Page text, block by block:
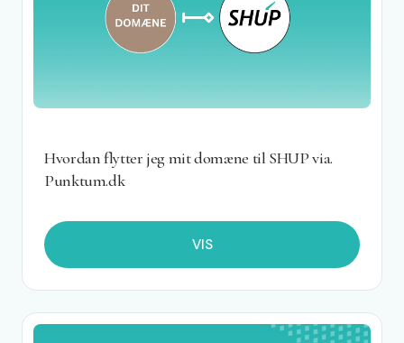
Hvordan flytter jeg mit domæne til SHUP via.
Punktum.dk
VIS